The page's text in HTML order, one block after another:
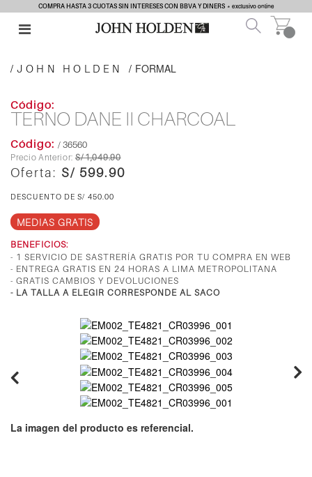
COMPRA HASTA 3 CUOTAS SIN INTERESES CON BBVA Y DINERS * exclusivo online
JOHN HOLDEN FORMAL
TERNO DANE II CHARCOAL
/ 36560
S/ 1,049.90
S/ 599.90
S/ 450.00
MEDIAS GRATIS
BENEFICIOS:
- 1 SERVICIO DE SASTRERÍA GRATIS POR TU COMPRA EN WEB
- ENTREGA GRATIS EN 24 HORAS A LIMA METROPOLITANA
- GRATIS CAMBIOS Y DEVOLUCIONES
- LA TALLA A ELEGIR CORRESPONDE AL SACO